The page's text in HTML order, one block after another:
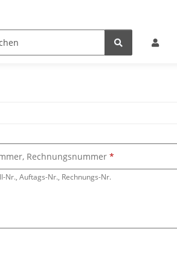
Auftags-Nr., Rechnungs-Nr.
Rechnungsnummer